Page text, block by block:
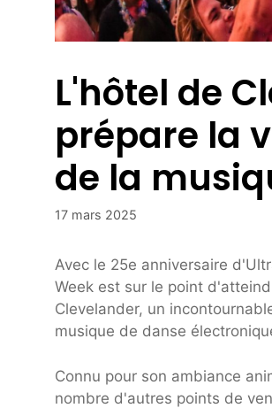
L'hôtel de
prépare la
de la
17 mars 2025
Avec le 25e anniversaire
Week est sur le point
Clevelander, un
musique de danse
Connu pour son ambiance
nombre d'autres points de